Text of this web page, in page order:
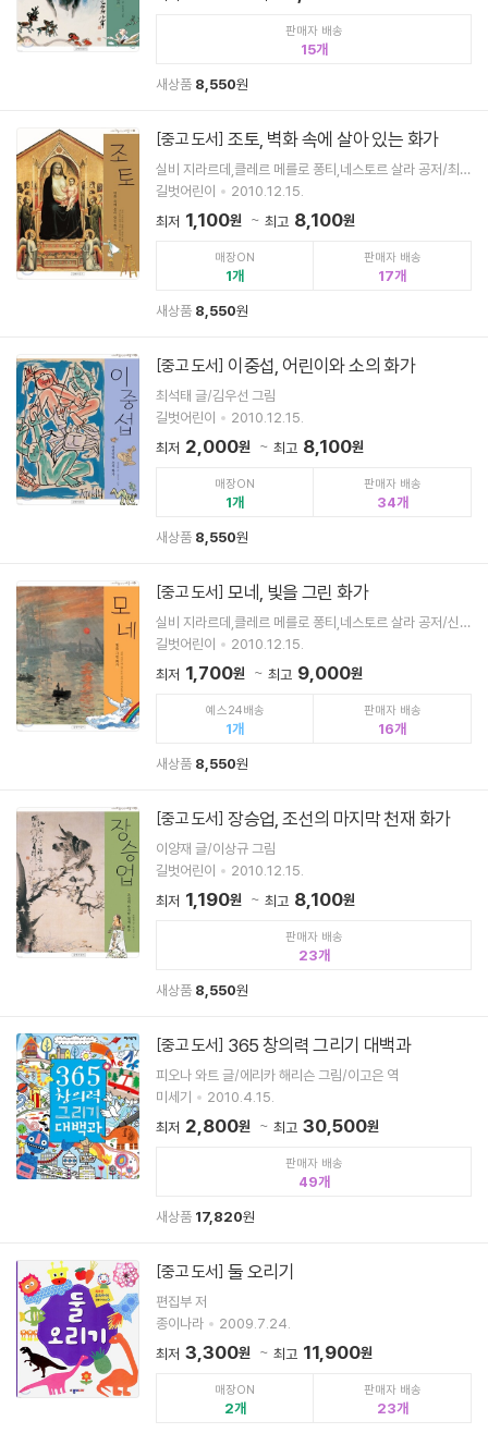
판매자 배송
15
새상품 8,550원
[중고 도서] 조토, 벽화 속에 살아 있는 화가
실비 지라르데,클레르 메를로 퐁티,네스토르 살라 공저/최윤
정 역
길벗어린이
2010.12.15.
최저 1,100원 최고 8,100원
매장ON
1
판매자 배송
17
새상품 8,550원
[중고 도서] 이중섭, 어린이와 소의 화가
최석태 글/김우선 그림
길벗어린이
2010.12.15.
최저 2,000원 최고 8,100원
매장ON
1
판매자 배송
34
새상품 8,550원
[중고 도서] 모네, 빛을 그린 화가
실비 지라르데,클레르 메를로 퐁티,네스토르 살라 공저/신동
준 역
길벗어린이
2010.12.15.
최저 1,700원 최고 9,000원
예스24배송
1
판매자 배송
16
새상품 8,550원
[중고 도서] 장승업, 조선의 마지막 천재 화가
이양재 글/이상규 그림
길벗어린이
2010.12.15.
최저 1,190원 최고 8,100원
판매자 배송
23
새상품 8,550원
[중고 도서] 365 창의력 그리기 대백과
피오나 와트 글/에리카 해리슨 그림/이고은 역
미세기
2010.4.15.
최저 2,800원 최고 30,500원
판매자 배송
49
새상품 17,820원
[중고 도서] 둘 오리기
편집부 저
종이나라
2009.7.24.
최저 3,300원 최고 11,900원
매장ON
2
판매자 배송
23